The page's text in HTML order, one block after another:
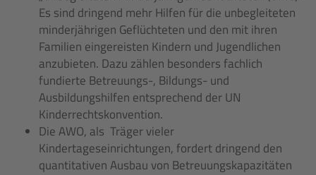
Es sind dringend mehr Hilfen für die unbegleiteten
minderjährigen Geflüchteten und den mit ihren
Familien eingereisten Kindern und Jugendlichen
anzubieten. Dazu zählen besonders fachlich
fundierte Betreuungs-, Bildungs- und
Ausbildungshilfen entsprechend der UN
Kinderrechtskonvention.
Die AWO, als Träger vieler
Kindertageseinrichtungen, fordert dringend den
quantitativen Ausbau von Betreuungskapazitäten